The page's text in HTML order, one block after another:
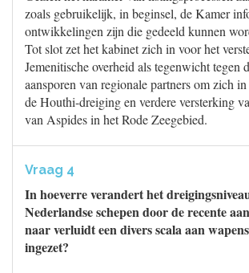
zoals gebruikelijk, in beginsel, de Kamer
ontwikkelingen zijn die gedeeld kunnen
Tot slot zet het kabinet zich in voor het
Jemenitische overheid als tegenwicht tegen
aansporen van regionale partners om zich in
de Houthi-dreiging en verdere versterking
van Aspides in het Rode Zeegebied.
Vraag 4
In hoeverre verandert het
Nederlandse schepen door de recente
naar verluidt een divers scala aan
ingezet?